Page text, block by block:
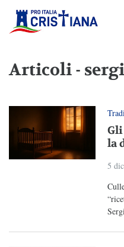
Articoli -
la
5